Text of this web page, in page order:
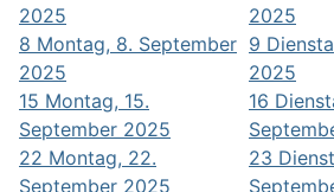
2025
2025
8 Montag, 8. September
2025
9
2025
15 Montag, 15.
September 2025
16
22 Montag, 22.
September 2025
23